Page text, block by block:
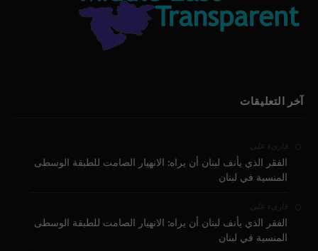
آخر التعليقات
قارىء على
الفقر الذي يأنف لبنان أن يراه: الانهيار الصامت للطبقة الوسطى
المنسية في لبنان
قارىء على
الفقر الذي يأنف لبنان أن يراه: الانهيار الصامت للطبقة الوسطى
المنسية في لبنان